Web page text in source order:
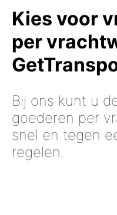
Kies voor
per
Bij ons kunt u
goederen per
snel en tegen
regelen.